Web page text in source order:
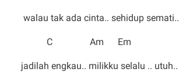
walau tak ada cinta.. sehidup semati..
C Am Em
jadilah engkau.. milikku selalu .. utuh..